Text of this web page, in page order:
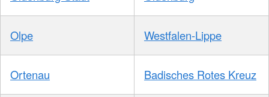
Olpe Westfalen-Lippe
Ortenau Badisches Rotes Kreuz